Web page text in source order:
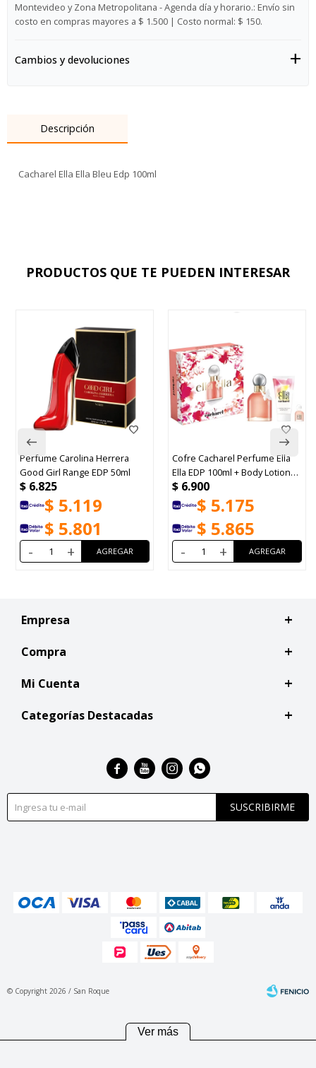
Montevideo y Zona Metropolitana - Agenda día y horario.: Envío sin
costo en compras mayores a $ 1.500 | Costo normal: $ 150.
Cambios y devoluciones
Descripción
Cacharel Ella Ella Bleu Edp 100ml
PRODUCTOS QUE TE PUEDEN INTERESAR
Perfume Carolina Herrera
Good Girl Range EDP 50ml
$ 6.825
$ 5.119
$ 5.801
- +
Cofre Cacharel Perfume Ella
Ella EDP 100ml + Body Lotion
50ml + Travel Size 5ml
$ 6.900
$ 5.175
$ 5.865
- +
Empresa
Compra
Mi Cuenta
Categorías Destacadas
SUSCRIBIRME
   
© Copyright 2026 / San Roque
Ver más